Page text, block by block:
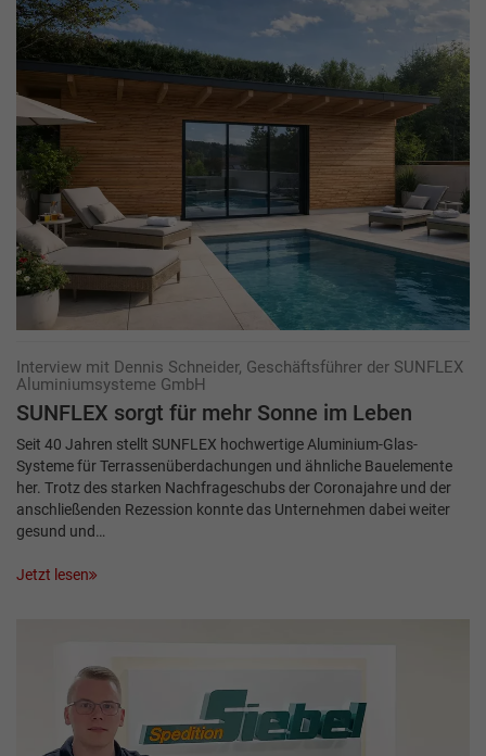
Interview mit Dennis Schneider, Geschäftsführer der SUNFLEX
Aluminiumsysteme GmbH
SUNFLEX sorgt für mehr Sonne im Leben
Seit 40 Jahren stellt SUNFLEX hochwertige Aluminium-Glas-
Systeme für Terrassenüberdachungen und ähnliche Bauelemente
her. Trotz des starken Nachfrageschubs der Coronajahre und der
anschließenden Rezession konnte das Unternehmen dabei weiter
gesund und…
Jetzt lesen